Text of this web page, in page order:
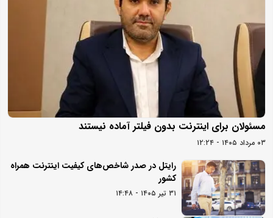
مسئولان برای اینترنت بدون فیلتر آماده نیستند
۰۳ مرداد ۱۴۰۵ - ۱۲:۲۴
رایتل در صدر شاخص‌های کیفیت اینترنت همراه
کشور
۳۱ تیر ۱۴۰۵ - ۱۴:۴۸